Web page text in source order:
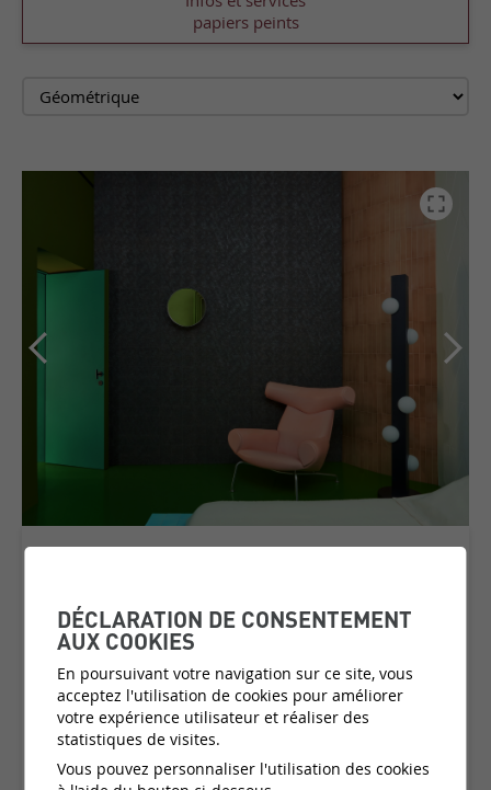
papiers peints
COLLECTION:GRAND HOTEL
Matière:Support intissé
Catégorie de prix: C1
Couleurs:
11 disponibles
DÉCLARATION DE CONSENTEMENT
AUX COOKIES
En poursuivant votre navigation sur ce site, vous
acceptez l'utilisation de cookies pour améliorer
votre expérience utilisateur et réaliser des
statistiques de visites.
Vous pouvez personnaliser l'utilisation des cookies